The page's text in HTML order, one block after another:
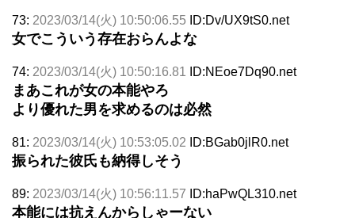
73: 2023/03/14(火) 10:50:06.55 ID:Dv/UX9tS0.net
女でこういう存在おらんよな
74: 2023/03/14(火) 10:50:16.81 ID:NEoe7Dq90.net
まあこれが女の本能やろ
より優れた男を求めるのは必然
81: 2023/03/14(火) 10:53:05.02 ID:BGab0jlR0.net
振られた彼氏も納得しそう
89: 2023/03/14(火) 10:56:11.57 ID:haPwQL310.net
本能には抗えんからしゃーない